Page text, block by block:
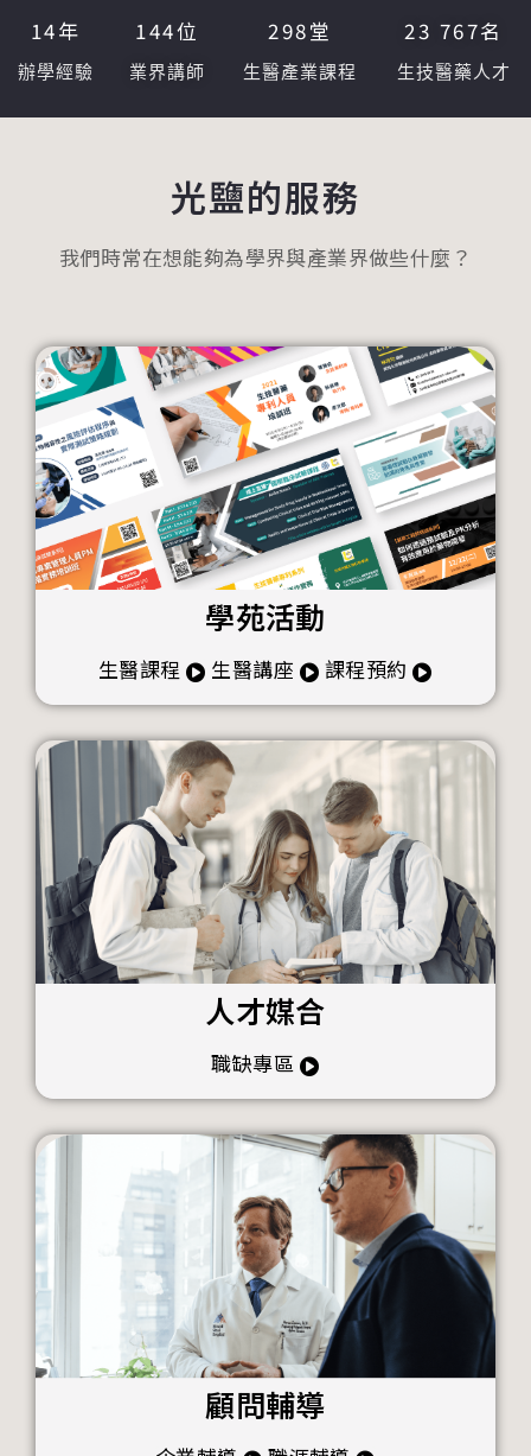
辦學經驗
14年
業界講師
144位
生醫產業課程
298堂
生技醫藥人才
23 767名
光鹽的服務
我們時常在想能夠為學界與產業界做些什麼？
學苑活動
生醫課程 生醫講座 課程預約
人才媒合
職缺專區
顧問輔導